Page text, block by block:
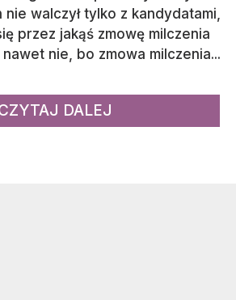
walczył tylko z kandydatami,
przez jakąś zmowę milczenia
nie, bo zmowa milczenia...
DALEJ